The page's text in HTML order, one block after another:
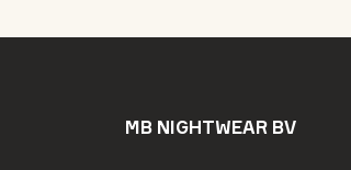
MB NIGHTWEAR BV